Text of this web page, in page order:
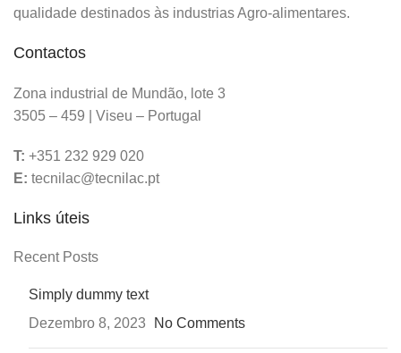
qualidade destinados às industrias Agro-alimentares.
Contactos
Zona industrial de Mundão, lote 3
3505 – 459 | Viseu – Portugal
T: +351 232 929 020
E: tecnilac@tecnilac.pt
Links úteis
Recent Posts
Simply dummy text
Dezembro 8, 2023
No Comments